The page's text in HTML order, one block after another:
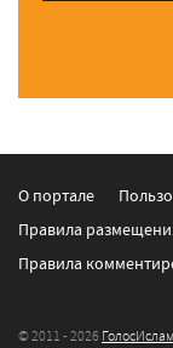
О портале
Правила
Правила
© 2011 - 2026